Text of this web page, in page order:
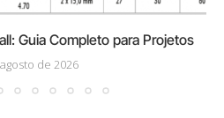
Guia Completo para Projetos
de 2026